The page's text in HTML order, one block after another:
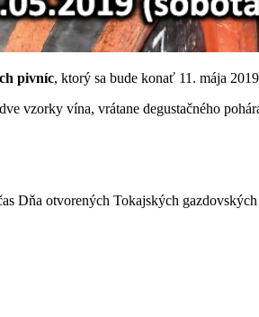
pivníc, ktorý sa bude konať 11. mája
vzorky vína, vrátane degustačného
Dňa otvorených Tokajských